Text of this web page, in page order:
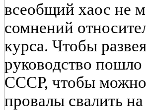
всеобщий хаос не
сомнений
курса. Чтобы
руководство
СССР, чтобы можно
провалы свалить